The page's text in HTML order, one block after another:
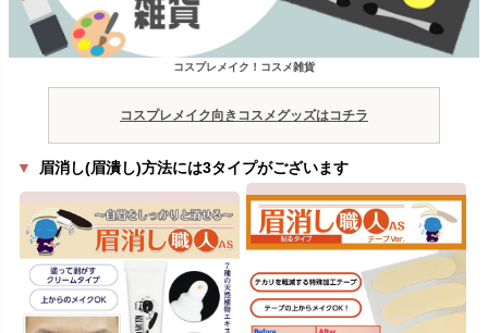
コスプレメイク！コスメ雑貨
コスプレメイク向きコスメグッズはコチラ
▼ 眉消し(眉潰し)方法には3タイプがございます